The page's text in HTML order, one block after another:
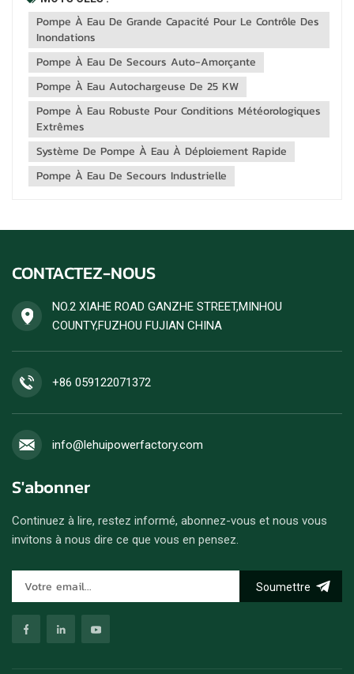
efficace de l'eau peuvent faire toute la différence. C'est là
que… Pompe de drainage d'urgence à chargement et
déchar...
Pompe À Eau De Grande Capacité Pour Le Contrôle Des
Inondations
Pompe À Eau De Secours Auto-Amorçante
Pompe À Eau Autochargeuse De 25 KW
Pompe À Eau Robuste Pour Conditions Météorologiques
Extrêmes
Système De Pompe À Eau À Déploiement Rapide
Pompe À Eau De Secours Industrielle
CONTACTEZ-NOUS
NO.2 XIAHE ROAD GANZHE STREET,MINHOU
COUNTY,FUZHOU FUJIAN CHINA
+86 059122071372
info@lehuipowerfactory.com
S'abonner
Continuez à lire, restez informé, abonnez-vous et nous vous
invitons à nous dire ce que vous en pensez.
Soumettre